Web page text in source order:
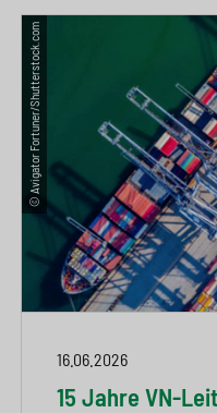
© Avigator Fortuner/Shutterstock.com
16.06.2026
15 Jahre VN-